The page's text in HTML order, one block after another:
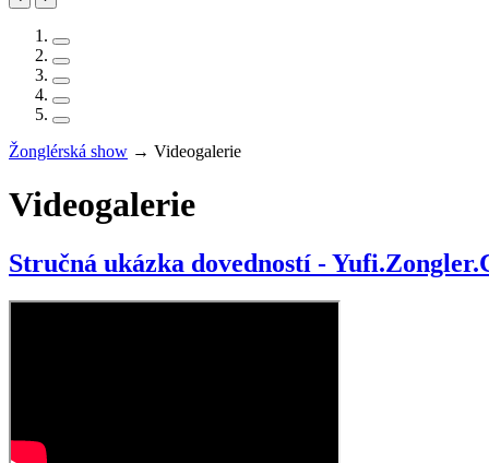
Žonglérská show → Videogalerie
Videogalerie
Stručná ukázka dovedností -